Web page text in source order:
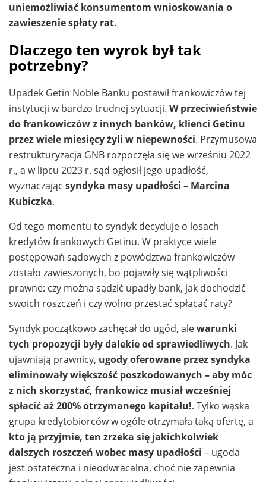
uniemożliwiać konsumentom wnioskowania o
zawieszenie spłaty rat.
Dlaczego ten wyrok był tak
potrzebny?
Upadek Getin Noble Banku postawił frankowiczów tej
instytucji w bardzo trudnej sytuacji. W przeciwieństwie
do frankowiczów z innych banków, klienci Getinu
przez wiele miesięcy żyli w niepewności. Przymusowa
restrukturyzacja GNB rozpoczęła się we wrześniu 2022
r., a w lipcu 2023 r. sąd ogłosił jego upadłość,
wyznaczając syndyka masy upadłości – Marcina
Kubiczka.
Od tego momentu to syndyk decyduje o losach
kredytów frankowych Getinu. W praktyce wiele
postępowań sądowych z powództwa frankowiczów
zostało zawieszonych, bo pojawiły się wątpliwości
prawne: czy można sądzić upadły bank, jak dochodzić
swoich roszczeń i czy wolno przestać spłacać raty?
Syndyk początkowo zachęcał do ugód, alewarunki
tych propozycji były dalekie od sprawiedliwych. Jak
ujawniają prawnicy, ugody oferowane przez syndyka
eliminowały większość poszkodowanych – aby móc
z nich skorzystać, frankowicz musiał wcześniej
spłacić aż 200% otrzymanego kapitału!. Tylko wąska
grupa kredytobiorców w ogóle otrzymała taką ofertę, a
kto ją przyjmie, ten zrzeka się jakichkolwiek
dalszych roszczeń wobec masy upadłości – ugoda
jest ostateczna i nieodwracalna, choć nie zapewnia